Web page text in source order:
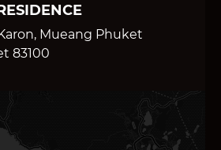
Mueang Phuket
83100